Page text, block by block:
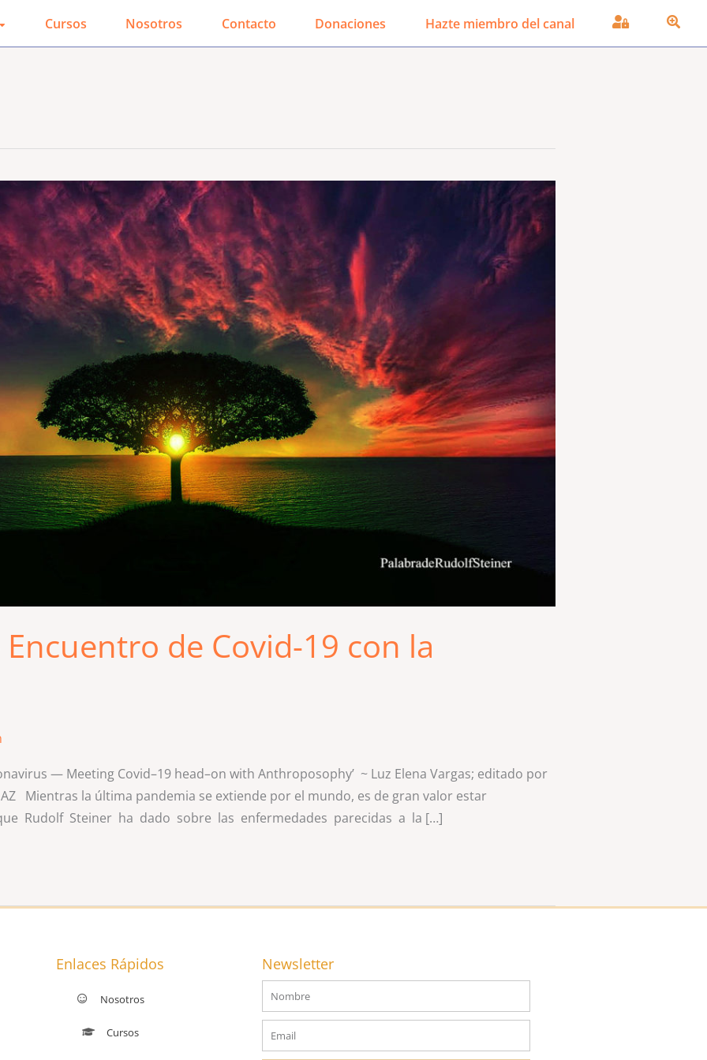
Cursos Nosotros Contacto Donaciones Hazte miembro del canal
de Covid-19 con la
— Meeting Covid–19 head–on with Anthroposophy’ ~ Luz Elena Vargas; editado por
Mientras la última pandemia se extiende por el mundo, es de gran valor estar
Rudolf Steiner ha dado sobre las enfermedades parecidas a la […]
Enlaces Rápidos
Nosotros
Cursos
Newsletter
Nombre
Email